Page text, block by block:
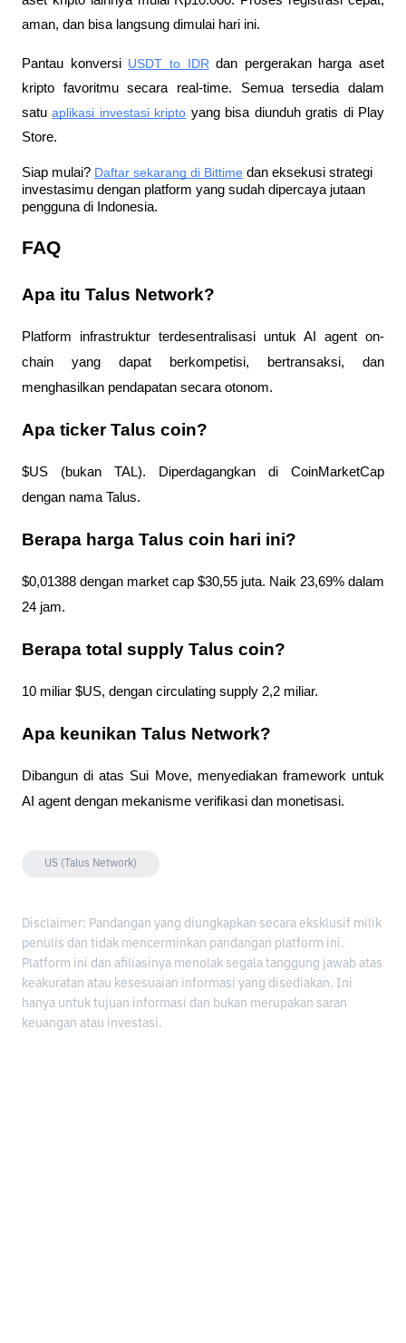
aman, dan bisa langsung dimulai hari ini.
Pantau konversi USDT to IDR dan pergerakan harga aset
kripto favoritmu secara real-time. Semua tersedia dalam
satu aplikasi investasi kripto yang bisa diunduh gratis di Play
Store.
Siap mulai? Daftar sekarang di Bittime dan eksekusi strategi
investasimu dengan platform yang sudah dipercaya jutaan
pengguna di Indonesia.
FAQ
Apa itu Talus Network?
Platform infrastruktur terdesentralisasi untuk AI agent on-
chain yang dapat berkompetisi, bertransaksi, dan
menghasilkan pendapatan secara otonom.
Apa ticker Talus coin?
$US (bukan TAL). Diperdagangkan di CoinMarketCap
dengan nama Talus.
Berapa harga Talus coin hari ini?
$0,01388 dengan market cap $30,55 juta. Naik 23,69% dalam
24 jam.
Berapa total supply Talus coin?
10 miliar $US, dengan circulating supply 2,2 miliar.
Apa keunikan Talus Network?
Dibangun di atas Sui Move, menyediakan framework untuk
AI agent dengan mekanisme verifikasi dan monetisasi.
US (Talus Network)
Disclaimer: Pandangan yang diungkapkan secara eksklusif milik
penulis dan tidak mencerminkan pandangan platform ini.
Platform ini dan afiliasinya menolak segala tanggung jawab atas
keakuratan atau kesesuaian informasi yang disediakan. Ini
hanya untuk tujuan informasi dan bukan merupakan saran
keuangan atau investasi.